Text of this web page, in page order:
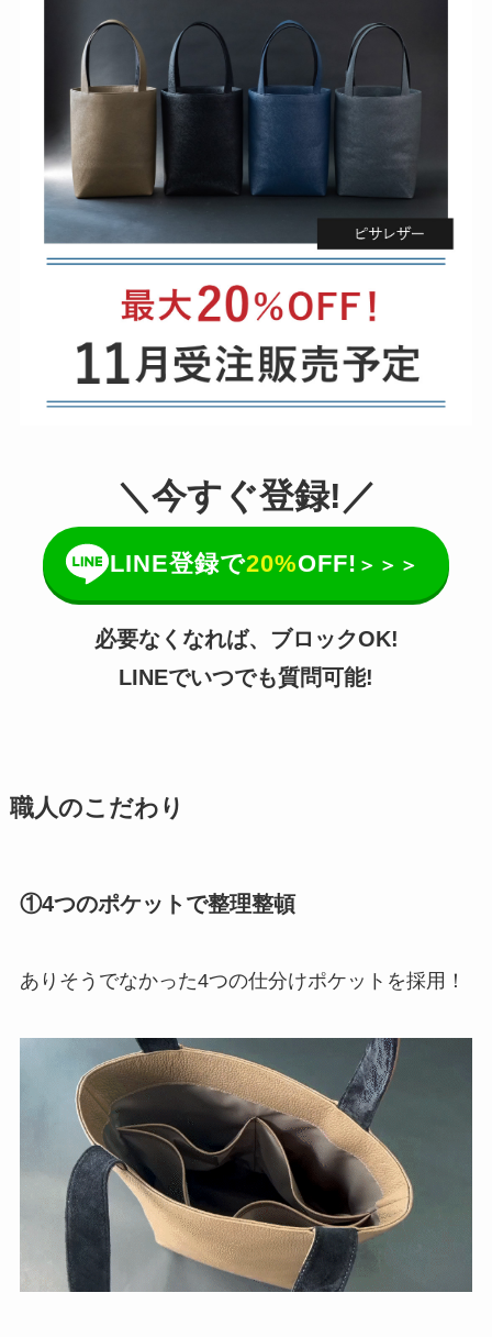
＼今すぐ登録!／
LINE登録で20%OFF! ＞＞＞
必要なくなれば、ブロックOK!
LINEでいつでも質問可能!
職人のこだわり
①4つのポケットで整理整頓
ありそうでなかった4つの仕分けポケットを採用！